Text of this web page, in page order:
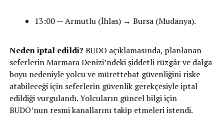
13:00 — Armutlu (İhlas) → Bursa (Mudanya).
Neden iptal edildi? BUDO açıklamasında, planlanan
seferlerin Marmara Denizi’ndeki şiddetli rüzgâr ve dalga
boyu nedeniyle yolcu ve mürettebat güvenliğini riske
atabileceği için seferlerin güvenlik gerekçesiyle iptal
edildiği vurgulandı. Yolcuların güncel bilgi için
BUDO’nun resmi kanallarını takip etmeleri istendi.